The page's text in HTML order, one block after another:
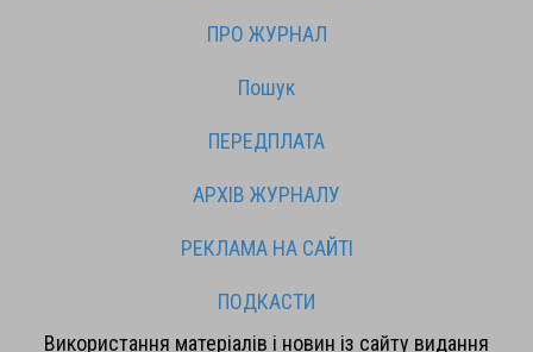
ПРО ЖУРНАЛ
Пошук
ПЕРЕДПЛАТА
АРХІВ ЖУРНАЛУ
РЕКЛАМА НА САЙТІ
ПОДКАСТИ
Використання матеріалів і новин із сайту видання